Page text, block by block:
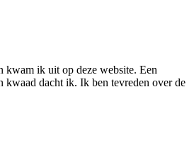
kwam ik uit op deze website. Een
kwaad dacht ik. Ik ben tevreden over de